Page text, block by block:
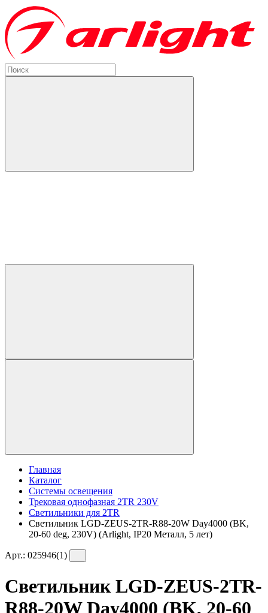
Главная
Каталог
Системы освещения
Трековая однофазная 2TR 230V
Светильники для 2TR
Светильник LGD-ZEUS-2TR-R88-20W Day4000 (BK,
20-60 deg, 230V) (Arlight, IP20 Металл, 5 лет)
Арт.: 025946(1)
Светильник LGD-ZEUS-2TR-
R88-20W Day4000 (BK, 20-60